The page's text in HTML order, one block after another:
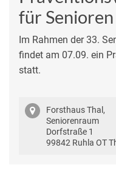
für Senioren
Im Rahmen der 33.
findet am 07.09. ein
statt.
Forsthaus Thal,
Seniorenraum
Dorfstraße 1
99842 Ruhla OT